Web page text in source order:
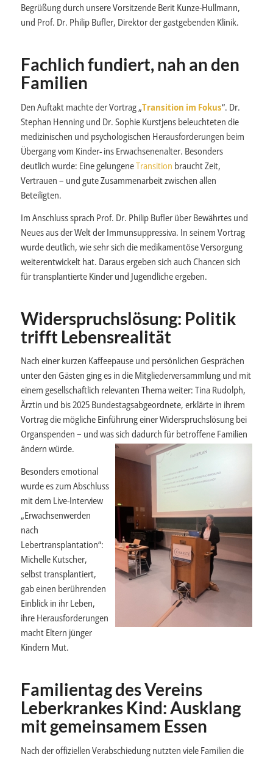
Begrüßung durch unsere Vorsitzende Berit Kunze-Hullmann,
und Prof. Dr. Philip Bufler, Direktor der gastgebenden Klinik.
Fachlich fundiert, nah an den
Familien
Den Auftakt machte der Vortrag „Transition im Fokus“. Dr.
Stephan Henning und Dr. Sophie Kurstjens beleuchteten die
medizinischen und psychologischen Herausforderungen beim
Übergang vom Kinder- ins Erwachsenenalter. Besonders
deutlich wurde: Eine gelungeneTransition braucht Zeit,
Vertrauen – und gute Zusammenarbeit zwischen allen
Beteiligten.
Im Anschluss sprach Prof. Dr. Philip Bufler über Bewährtes und
Neues aus der Welt der Immunsuppressiva. In seinem Vortrag
wurde deutlich, wie sehr sich die medikamentöse Versorgung
weiterentwickelt hat. Daraus ergeben sich auch Chancen sich
für transplantierte Kinder und Jugendliche ergeben.
Widerspruchslösung: Politik
trifft Lebensrealität
Nach einer kurzen Kaffeepause und persönlichen Gesprächen
unter den Gästen ging es in die Mitgliederversammlung und mit
einem gesellschaftlich relevanten Thema weiter: Tina Rudolph,
Ärztin und bis 2025 Bundestagsabgeordnete, erklärte in ihrem
Vortrag die mögliche Einführung einer Widerspruchslösung bei
Organspenden – und was sich dadurch für betroffene Familien
ändern würde.
Besonders emotional
wurde es zum Abschluss
mit dem Live-Interview
„Erwachsenwerden
nach
Lebertransplantation“:
Michelle Kutscher,
selbst transplantiert,
gab einen berührenden
Einblick in ihr Leben,
ihre Herausforderungen
macht Eltern jünger
Kindern Mut.
Familientag des Vereins
Leberkrankes Kind: Ausklang
mit gemeinsamem Essen
Nach der offiziellen Verabschiedung nutzten viele Familien die